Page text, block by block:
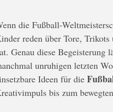
die Fußball-
reden über Tore,
Genau diese Begeisterung
unruhigen letzten
Ideen für die
bis zum